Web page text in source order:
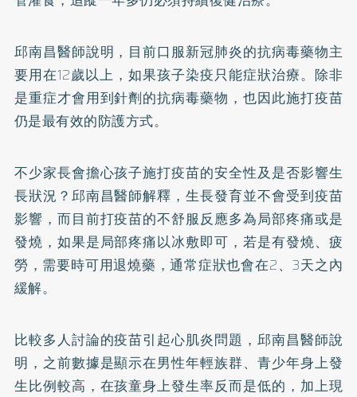
邱南昌醫師說明，目前口服新冠肺炎的抗病毒藥物主
要用在12歲以上，如果孩子染疫只能症狀治療。除非
是重症才會用到針劑的抗病毒藥物，也因此施打疫苗
仍是最有效的防護方式。
不少家長會擔心孩子施打疫苗的安全性及是否影響生
長狀況？邱南昌醫師解釋，生長發育並不會受到疫苗
影響，而目前打疫苗的不舒服反應多為局部疼痛或是
發燒，如果是局部疼痛以冰敷即可，若是有發燒、疲
勞，需要時可用退燒藥，通常症狀也會在2、3天之內
緩解。
比較多人討論的疫苗引起心肌炎問題，邱南昌醫師說
明，之前數據是顯示在男性年輕族群、青少年身上發
生比例較高，在孩童身上發生率反而是低的，加上現